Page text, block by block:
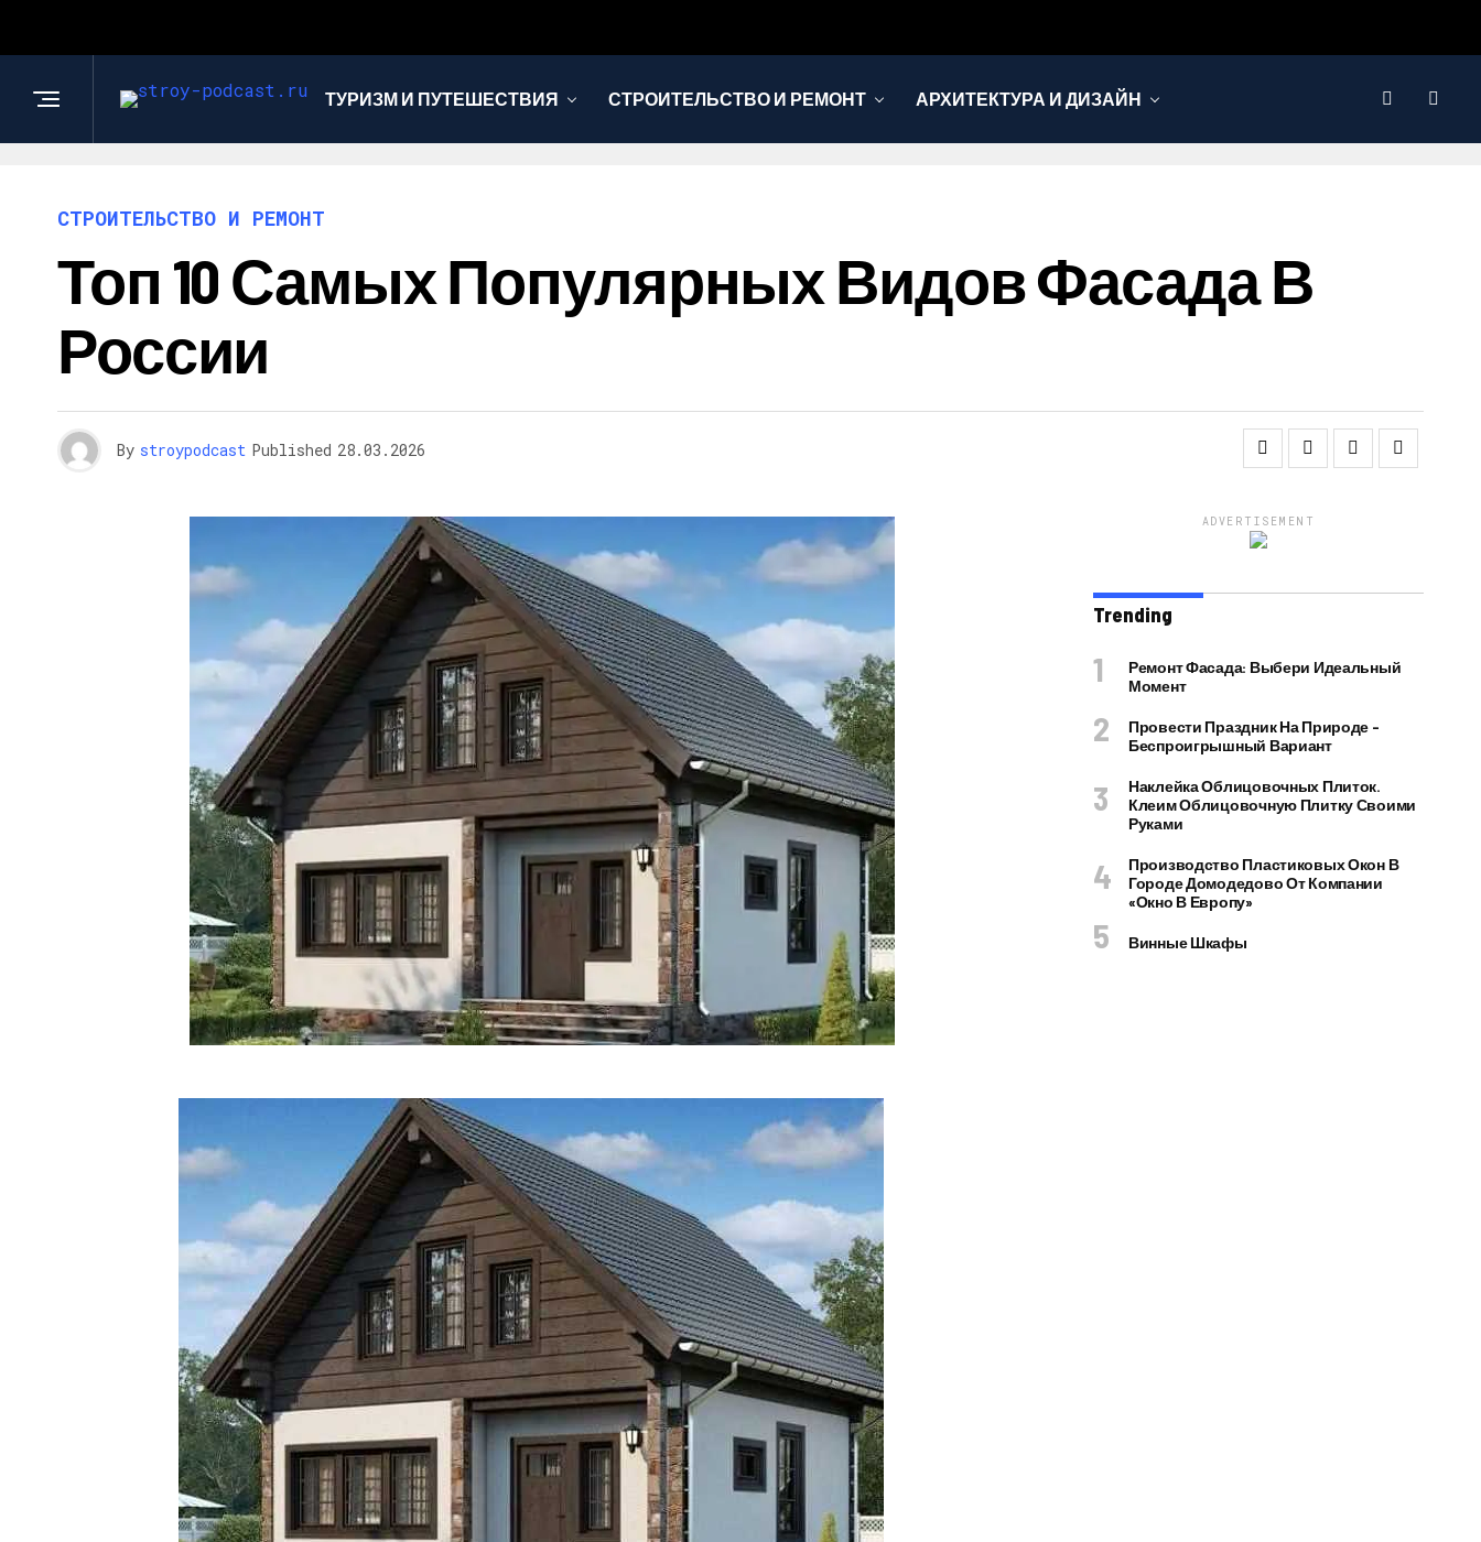
ТУРИЗМ И ПУТЕШЕСТВИЯ СТРОИТЕЛЬСТВО И РЕМОНТ АРХИТЕКТУРА И ДИЗАЙН
СТРОИТЕЛЬСТВО И РЕМОНТ
Топ 10 Самых Популярных Видов Фасада В
России
By stroypodcast Published 28.03.2026
ADVERTISEMENT
Trending
Ремонт Фасада: Выбери Идеальный
Момент
Провести Праздник На Природе –
Беспроигрышный Вариант
Наклейка Облицовочных Плиток.
Клеим Облицовочную Плитку Своими
Руками
Производство Пластиковых Окон В
Городе Домодедово От Компании
«Окно В Европу»
Винные Шкафы